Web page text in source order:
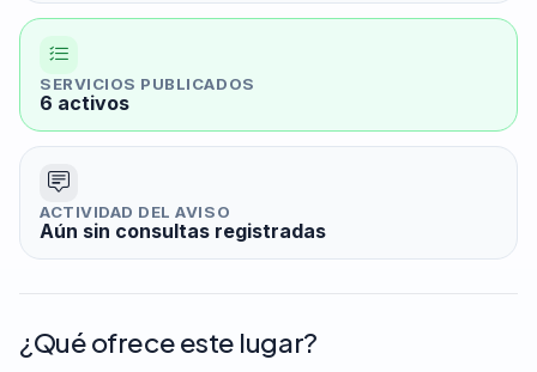
SERVICIOS PUBLICADOS
6 activos
ACTIVIDAD DEL AVISO
Aún sin consultas registradas
¿Qué ofrece este lugar?